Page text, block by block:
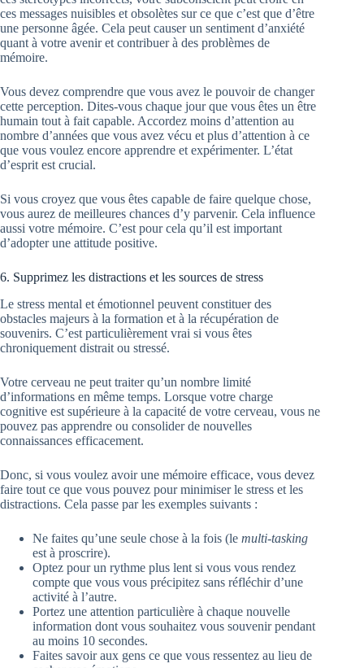
ces messages nuisibles et obsolètes sur ce que c’est que d’être
une personne âgée. Cela peut causer un sentiment d’anxiété
quant à votre avenir et contribuer à des problèmes de
mémoire.
Vous devez comprendre que vous avez le pouvoir de changer
cette perception. Dites-vous chaque jour que vous êtes un être
humain tout à fait capable. Accordez moins d’attention au
nombre d’années que vous avez vécu et plus d’attention à ce
que vous voulez encore apprendre et expérimenter. L’état
d’esprit est crucial.
Si vous croyez que vous êtes capable de faire quelque chose,
vous aurez de meilleures chances d’y parvenir. Cela influence
aussi votre mémoire. C’est pour cela qu’il est important
d’adopter une attitude positive.
6. Supprimez les distractions et les sources de stress
Le stress mental et émotionnel peuvent constituer des
obstacles majeurs à la formation et à la récupération de
souvenirs. C’est particulièrement vrai si vous êtes
chroniquement distrait ou stressé.
Votre cerveau ne peut traiter qu’un nombre limité
d’informations en même temps. Lorsque votre charge
cognitive est supérieure à la capacité de votre cerveau, vous ne
pouvez pas apprendre ou consolider de nouvelles
connaissances efficacement.
Donc, si vous voulez avoir une mémoire efficace, vous devez
faire tout ce que vous pouvez pour minimiser le stress et les
distractions. Cela passe par les exemples suivants :
Ne faites qu’une seule chose à la fois (le multi-tasking
est à proscrire).
Optez pour un rythme plus lent si vous vous rendez
compte que vous vous précipitez sans réfléchir d’une
activité à l’autre.
Portez une attention particulière à chaque nouvelle
information dont vous souhaitez vous souvenir pendant
au moins 10 secondes.
Faites savoir aux gens ce que vous ressentez au lieu de